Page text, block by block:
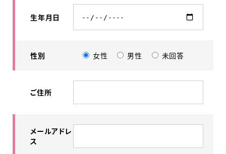
生年月日
性別 女性 男性 未回答
ご住所
メールアドレ
ス